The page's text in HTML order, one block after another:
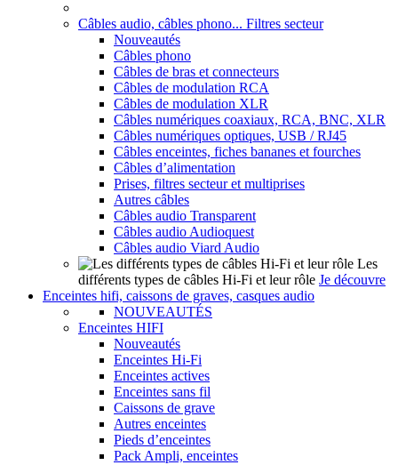
Câbles audio, câbles phono... Filtres secteur
Nouveautés
Câbles phono
Câbles de bras et connecteurs
Câbles de modulation RCA
Câbles de modulation XLR
Câbles numériques coaxiaux, RCA, BNC, XLR
Câbles numériques optiques, USB / RJ45
Câbles enceintes, fiches bananes et fourches
Câbles d’alimentation
Prises, filtres secteur et multiprises
Autres câbles
Câbles audio Transparent
Câbles audio Audioquest
Câbles audio Viard Audio
Les
différents types de câbles Hi-Fi et leur rôle Je découvre
Enceintes hifi, caissons de graves, casques audio
NOUVEAUTÉS
Enceintes HIFI
Nouveautés
Enceintes Hi-Fi
Enceintes actives
Enceintes sans fil
Caissons de grave
Autres enceintes
Pieds d’enceintes
Pack Ampli, enceintes